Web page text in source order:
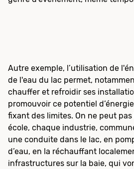
Autre exemple, l’utilisation de
de l'eau du lac permet,
chauffer et refroidir ses
promouvoir ce potentiel
fixant des limites. On ne peut
école, chaque industrie,
une conduite dans le lac, en
d’eau, en la réchauffant
infrastructures sur la baie, qui